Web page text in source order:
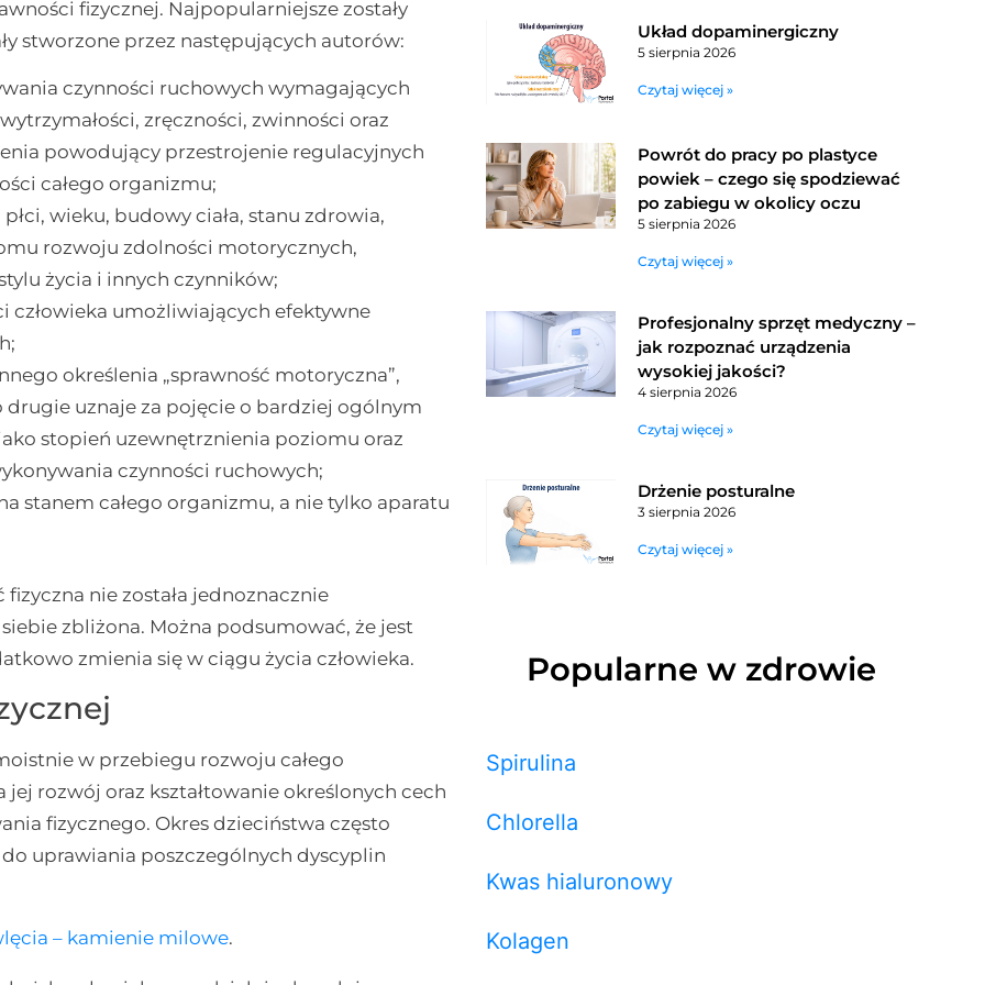
fizycznej. Najpopularniejsze zostały
stworzone przez następujących autorów:
czynności ruchowych wymagających
zręczności, zwinności oraz
powodujący przestrojenie regulacyjnych
całego organizmu;
wieku, budowy ciała, stanu zdrowia,
rozwoju zdolności motorycznych,
życia i innych czynników;
człowieka umożliwiających efektywne
określenia „sprawność motoryczna”,
drugie uznaje za pojęcie o bardziej ogólnym
stopień uzewnętrznienia poziomu oraz
czynności ruchowych;
stanem całego organizmu, a nie tylko aparatu
nie została jednoznacznie
zbliżona. Można podsumować, że jest
zmienia się w ciągu życia człowieka.
w przebiegu rozwoju całego
rozwój oraz kształtowanie określonych cech
fizycznego. Okres dzieciństwa często
uprawiania poszczególnych dyscyplin
– kamienie milowe.
Układ dopaminergiczny
5 sierpnia 2026
Czytaj więcej »
Powrót do pracy po plastyce
powiek – czego się spodziewać
po zabiegu w okolicy oczu
5 sierpnia 2026
Czytaj więcej »
Profesjonalny sprzęt medyczny –
jak rozpoznać urządzenia
wysokiej jakości?
4 sierpnia 2026
Czytaj więcej »
Drżenie posturalne
3 sierpnia 2026
Czytaj więcej »
Popularne w zdrowie
Spirulina
Chlorella
Kwas hialuronowy
Kolagen